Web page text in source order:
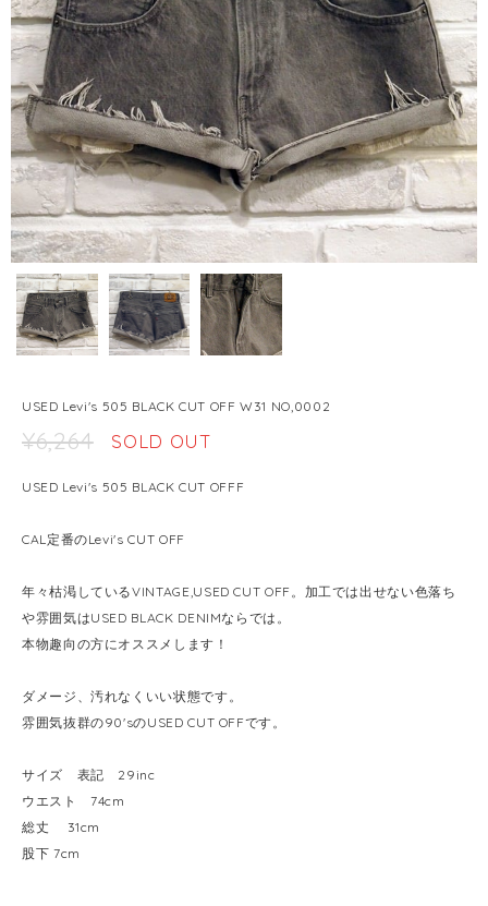
USED Levi's 505 BLACK CUT OFF W31 NO,0002
¥6,264 SOLD OUT
USED Levi's 505 BLACK CUT OFFF
CAL定番のLevi's CUT OFF
年々枯渇しているVINTAGE,USED CUT OFF。加工では出せない色落ち
や雰囲気はUSED BLACK DENIMならでは。
本物趣向の方にオススメします！
ダメージ、汚れなくいい状態です。
雰囲気抜群の90'sのUSED CUT OFFです。
サイズ 表記 29inc
ウエスト 74cm
総丈 31cm
股下 7cm